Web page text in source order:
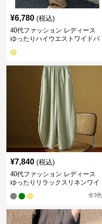
¥6,780 (税込)
40代ファッション レディース
ゆったりハイウエストワイドパ
¥7,840 (税込)
40代ファッション レディース
ゆったりリラックスリネンワイ
全3色